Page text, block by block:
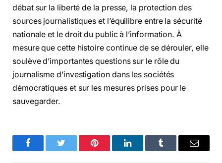
débat sur la liberté de la presse, la protection des
sources journalistiques et l’équilibre entre la sécurité
nationale et le droit du public à l’information. À
mesure que cette histoire continue de se dérouler, elle
soulève d’importantes questions sur le rôle du
journalisme d’investigation dans les sociétés
démocratiques et sur les mesures prises pour le
sauvegarder.
FacebookTwitter Pinterest LinkedInTumblr Email